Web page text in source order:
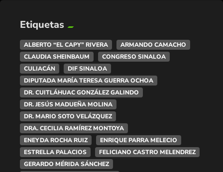
Etiquetas
ALBERTO “EL CAPY” RIVERA
ARMANDO CAMACHO
CLAUDIA SHEINBAUM
CONGRESO SINALOA
CULIACÁN
DIF SINALOA
DIPUTADA MARÍA TERESA GUERRA OCHOA
DR. CUITLÁHUAC GONZÁLEZ GALINDO
DR. JESÚS MADUEÑA MOLINA
DR. MARIO SOTO VELÁZQUEZ
DRA. CECILIA RAMÍREZ MONTOYA
ENEYDA ROCHA RUIZ
ENRIQUE PARRA MELECIO
ESTRELLA PALACIOS
FELICIANO CASTRO MELENDREZ
GERARDO MÉRIDA SÁNCHEZ